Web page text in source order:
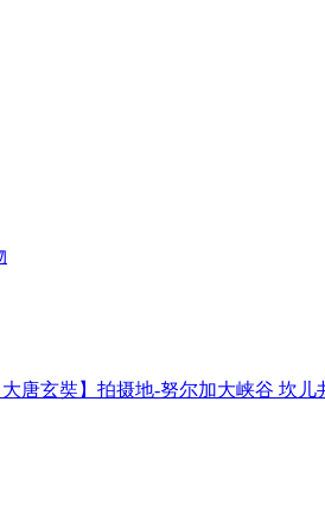
唐玄奘】拍摄地-努尔加大峡谷 坎儿